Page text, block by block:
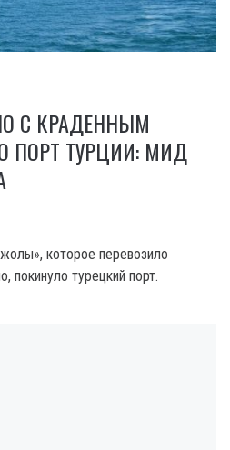
С КРАДЕННЫМ
ПОРТ ТУРЦИИ: МИД
которое перевозило
покинуло турецкий порт.